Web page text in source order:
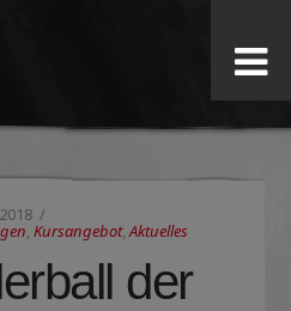
,Kursangebot,Aktuelles
der